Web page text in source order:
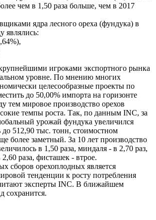
чем в 1,50 раза больше, чем в 2017
ядра лесного ореха (фундука) в
являлись:
игроками экспортного рынка
уровне. По мнению многих
целесообразные проекты по
до 50,00% импорта на горизонте
тем мировое производство орехов
темпы роста. Так, по данным INC, за
урожай фундука увеличился
до 512,90 тыс. тонн, стоимостном
более заметный. За 10 лет производство
в 1,50 раза, миндаля - в 2,70 раз,
раза, фисташек - втрое.
сборов орехоплодных является
тенденции к росту потребления
эксперты INC. В ближайшем
сохранится.